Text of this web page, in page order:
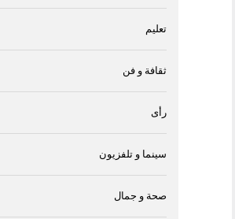
تعليم
ثقافة و فن
رأى
سينما و تلفزيون
صحة و جمال